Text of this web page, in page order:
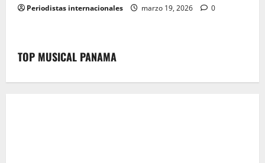
Periodistas internacionales marzo 19, 2026 0
TOP MUSICAL PANAMA